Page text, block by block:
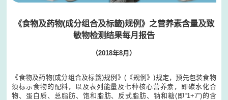
《食物及药物(成分组合及标籤)规例》之营养素含量及致
敏物检测结果每月报告
（2018年8月）
《食物及药物(成分组合及标籤)规例》(《规例》)规定，预先包装食物
须标示食物的配料，以及表列能量及七种核心营养素，即碳水化合
物、蛋白质、总脂肪、饱和脂肪、反式脂肪、钠和糖(即“1+7”)的含